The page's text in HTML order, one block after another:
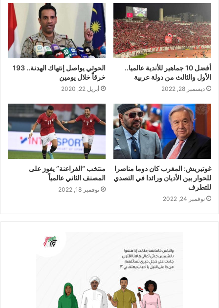
أفضل 10 جماهير للأندية عالميا..
الأول والثالث من دولة عربية
ديسمبر 28, 2022
الحوثي يواصل إنتهاك الهدنة.. 193
خرقاً خلال يومين
أبريل 22, 2020
غوتيريش: المغرب كان دوما مناصرا
للحوار بين الأديان ورائدا في التصدي
للتطرف
نوفمبر 24, 2022
منتخب “الفراعنة” يفوز على
المصنف الثاني عالمياً
نوفمبر 18, 2022